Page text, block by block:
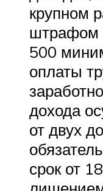
крупном
штрафом
500
оплаты
дохода
от двух
срок от